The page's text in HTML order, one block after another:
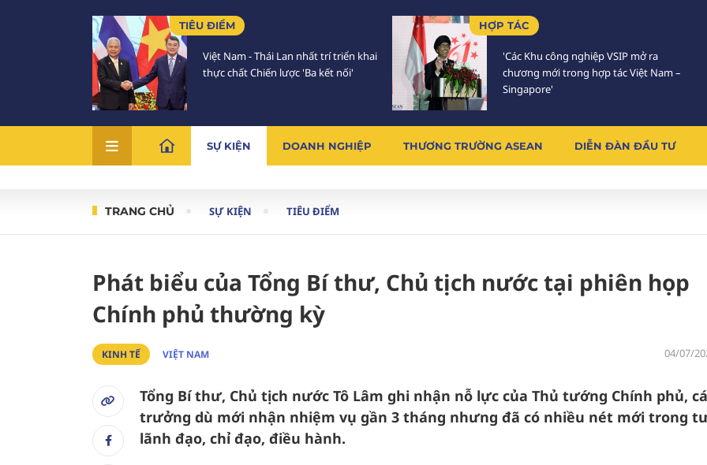
TIÊU ĐIỂM
Việt Nam - Thái Lan nhất trí triển khai
thực chất Chiến lược 'Ba kết nối'
HỢP TÁC
'Các Khu công nghiệp VSIP mở ra
chương mới trong hợp tác Việt Nam –
Singapore'
SỰ KIỆN DOANH NGHIỆP THƯƠNG TRƯỜNG ASEAN DIỄN ĐÀN ĐẦU TƯ
TRANG CHỦ SỰ KIỆN TIÊU ĐIỂM
Phát biểu của Tổng Bí thư, Chủ tịch nước tại phiên họp
Chính phủ thường kỳ
KINH TẾ VIỆT NAM 04/07/
Tổng Bí thư, Chủ tịch nước Tô Lâm ghi nhận nỗ lực của Thủ tướng Chính phủ,
trưởng dù mới nhận nhiệm vụ gần 3 tháng nhưng đã có nhiều nét mới trong
lãnh đạo, chỉ đạo, điều hành.